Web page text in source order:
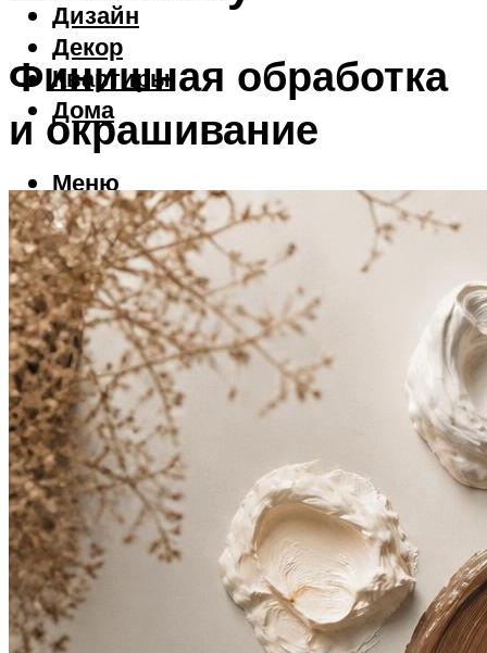
Дизайн
Декор
Квартиры
Дома
Меню
Финишная обработка
и окрашивание